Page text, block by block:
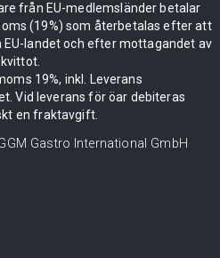
från EU-medlemsländer betalar
(19%) som återbetalas efter att
landet och efter mottagandet av
kvittot.
19%, inkl. Leverans
Vid leverans för öar debiteras
en fraktavgift.
Gastro International GmbH